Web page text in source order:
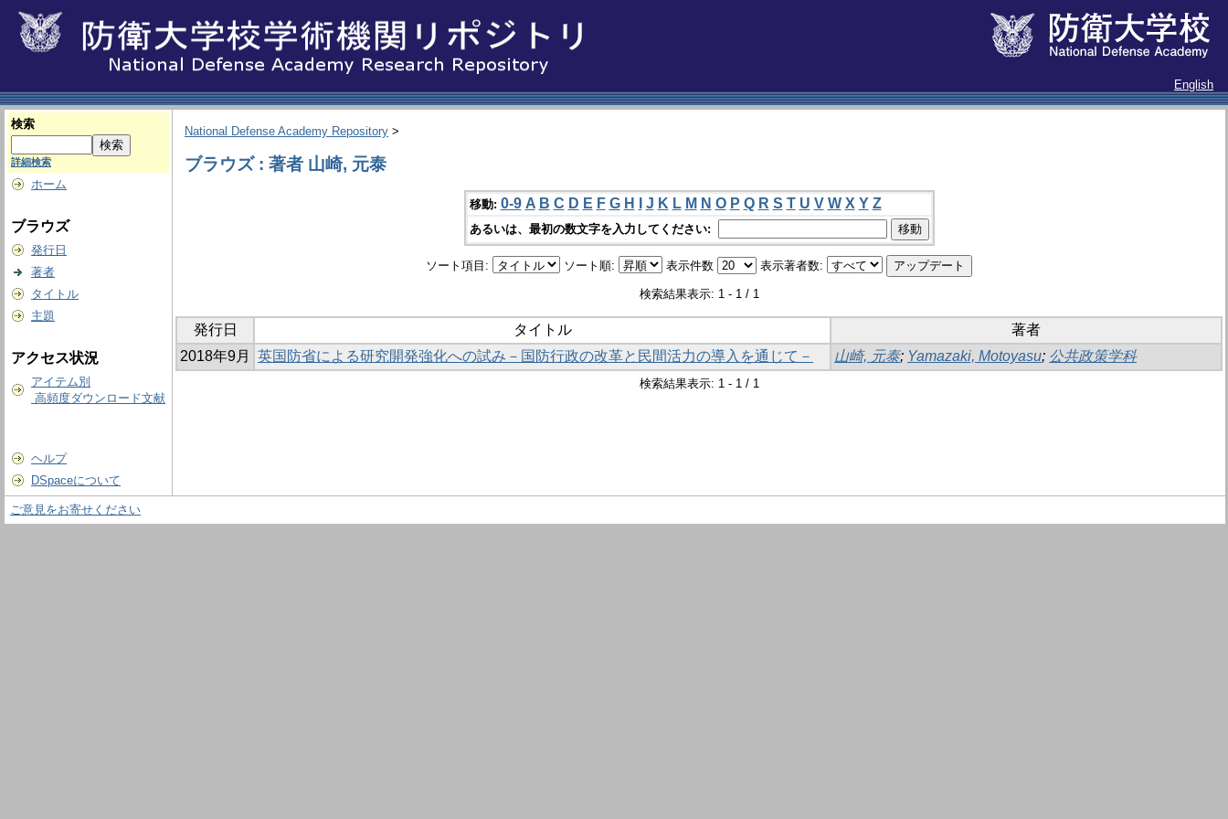
English
検索
詳細検索
ホーム
ブラウズ
発行日
著者
タイトル
主題
アクセス状況
アイテム別
高頻度ダウンロード文献
ヘルプ
DSpaceについて
National Defense Academy Repository >
ブラウズ : 著者 山崎, 元泰
移動: 0-9 A B C D E F G H J K L M N O P Q R S T U V W X Y Z
あるいは、最初の数文字を入力してください:
ソート項目: ソート順: 表示件数 表示著者数:
検索結果表示: 1 - 1 / 1
発行日 タイトル
著者
2018年9月
英国防省による研究開発強化への試み－国防行政の改革と民間活力の導入を通じて－ 山崎, 元泰; Yamazaki, Motoyasu; 公共政策学科
検索結果表示: 1 - 1 / 1
ご意見をお寄せください